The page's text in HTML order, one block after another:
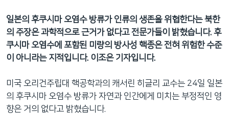
로
이
검
으
로
이
일본의 후쿠시마 오염수 방류가 인류의 생존을 위협한다는 북한
의 주장은 과학적으로 근거가 없다고 전문가들이 밝혔습니다. 후
쿠시마 오염수에 포함된 미량의 방사성 핵종은 전혀 위험한 수준
이 아니라는 지적입니다. 이조은 기자입니다.
미국 오리건주립대 핵공학과의 캐서린 히글리 교수는 24일 일본
의 후쿠시마 오염수 방류가 자연과 인간에게 미치는 부정적인 영
향은 거의 없다고 밝혔습니다.